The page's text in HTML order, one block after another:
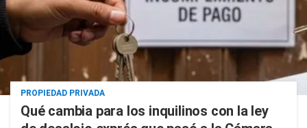
PROPIEDAD PRIVADA
Qué cambia para los inquilinos con la ley